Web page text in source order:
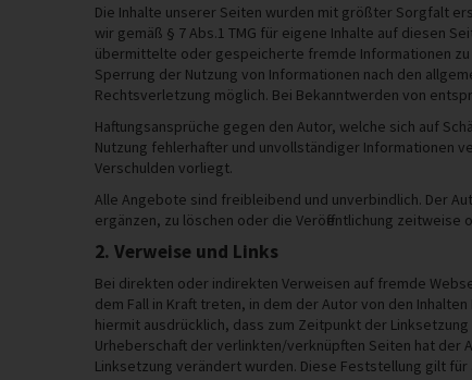
Die Inhalte unserer Seiten wurden mit größter Sorgfalt
wir gemäß § 7 Abs.1 TMG für eigene Inhalte auf diesen
übermittelte oder gespeicherte fremde Informationen
Sperrung der Nutzung von Informationen nach den
Rechtsverletzung möglich. Bei Bekanntwerden von
Haftungsansprüche gegen den Autor, welche sich auf
Nutzung fehlerhafter und unvollständiger Informationen
Verschulden vorliegt.
Alle Angebote sind freibleibend und unverbindlich. Der
ergänzen, zu löschen oder die Veröffentlichung zeitweise
2. Verweise und Links
Bei direkten oder indirekten Verweisen auf fremde
dem Fall in Kraft treten, in dem der Autor von den
hiermit ausdrücklich, dass zum Zeitpunkt der
Urheberschaft der verlinkten/verknüpften Seiten hat der
Linksetzung verändert wurden. Diese Feststellung gilt